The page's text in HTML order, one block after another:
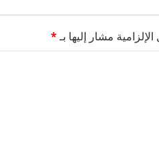
مشار إليها بـ*